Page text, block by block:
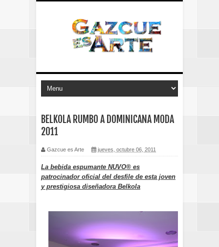
BELKOLA RUMBO A DOMINICANA MODA
2011
Gazcue es Arte jueves, octubre 06, 2011
La bebida espumante NUVO® es
patrocinador oficial del desfile de esta joven
y prestigiosa diseñadora Belkola